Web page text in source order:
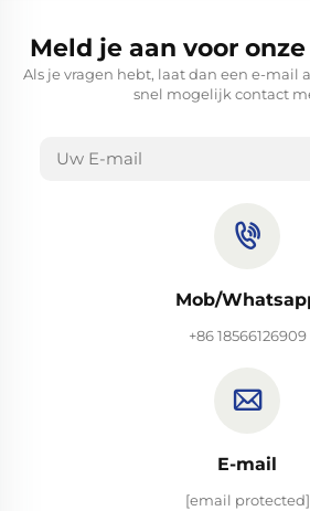
Meld je aan voor
Als je vragen hebt, laat dan een e-mail
snel mogelijk contact
Mob/
+86 18566126909
E-mail
[email protected]